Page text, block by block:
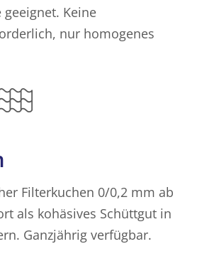
Keine
nur homogenes
Filterkuchen 0/0,2 mm ab
als kohäsives Schüttgut in
Ganzjährig verfügbar.